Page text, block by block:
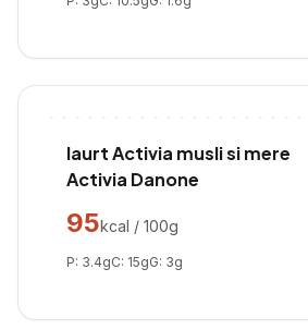
Iaurt Activia musli si mere
Activia Danone
95kcal / 100g
P: 3.4gC: 15gG: 3g